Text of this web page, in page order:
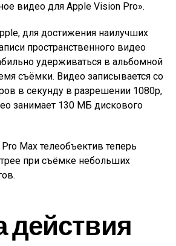
видео для Apple Vision Pro».
для достижения наилучших
пространственного видео
удерживаться в альбомной
съёмки. Видео записывается со
в секунду в разрешении 1080p,
занимает 130 МБ дискового
Max телеобъектив теперь
при съёмке небольших
действия